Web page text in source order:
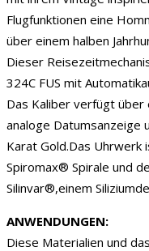
Flugfunktionen eine
über einem halben
Dieser
324C FUS mit
Das Kaliber verfügt über
analoge Datumsanzeige
Karat Gold.Das
Spiromax® Spirale und
Silinvar®,einem
ANWENDUNGEN:
Diese Materialien und